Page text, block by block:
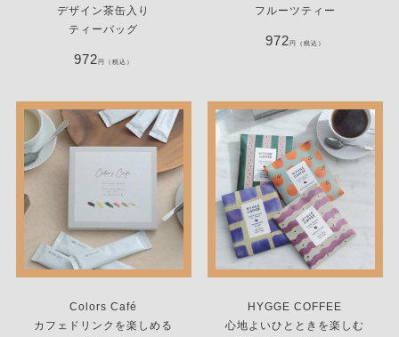
デザイン茶缶入り
ティーバッグ
972円（税込）
フルーツティー
972円（税込）
Colors Café
カフェドリンクを楽しめる
HYGGE COFFEE
心地よいひとときを楽しむ